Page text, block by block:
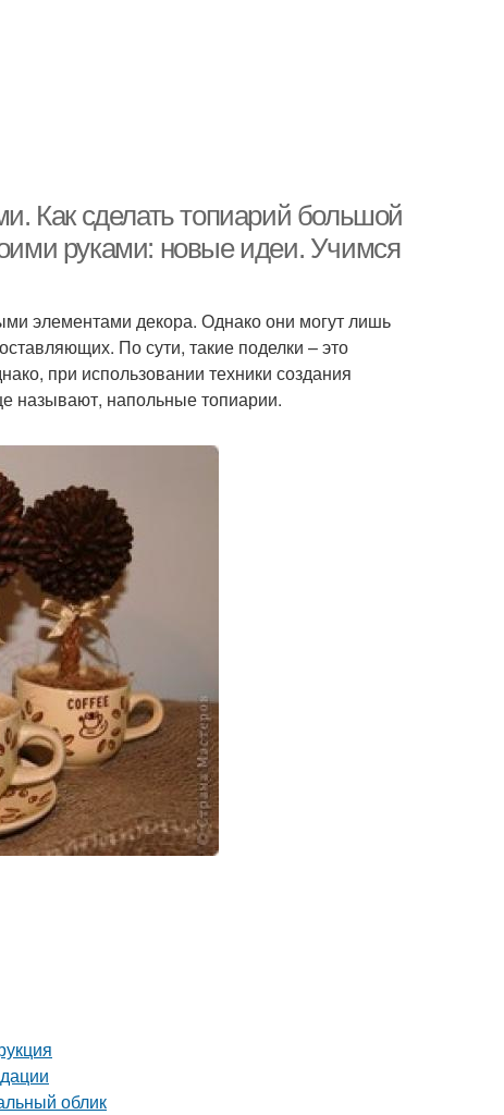
Как сделать топиарий большой
руками: новые идеи. Учимся
элементами декора. Однако они могут лишь
По сути, такие поделки – это
при использовании техники создания
называют, напольные топиарии.
облик